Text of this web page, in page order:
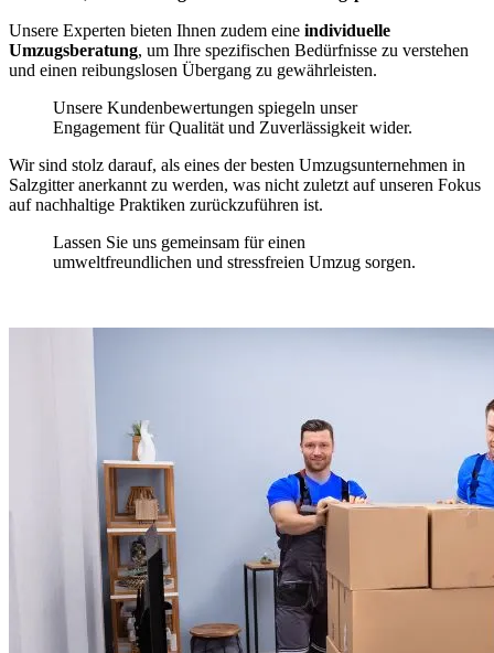
Unsere Experten bieten Ihnen zudem eine individuelle
Umzugsberatung, um Ihre spezifischen Bedürfnisse zu verstehen
und einen reibungslosen Übergang zu gewährleisten.
Unsere Kundenbewertungen spiegeln unser
Engagement für Qualität und Zuverlässigkeit wider.
Wir sind stolz darauf, als eines der besten Umzugsunternehmen in
Salzgitter anerkannt zu werden, was nicht zuletzt auf unseren Fokus
auf nachhaltige Praktiken zurückzuführen ist.
Lassen Sie uns gemeinsam für einen
umweltfreundlichen und stressfreien Umzug sorgen.